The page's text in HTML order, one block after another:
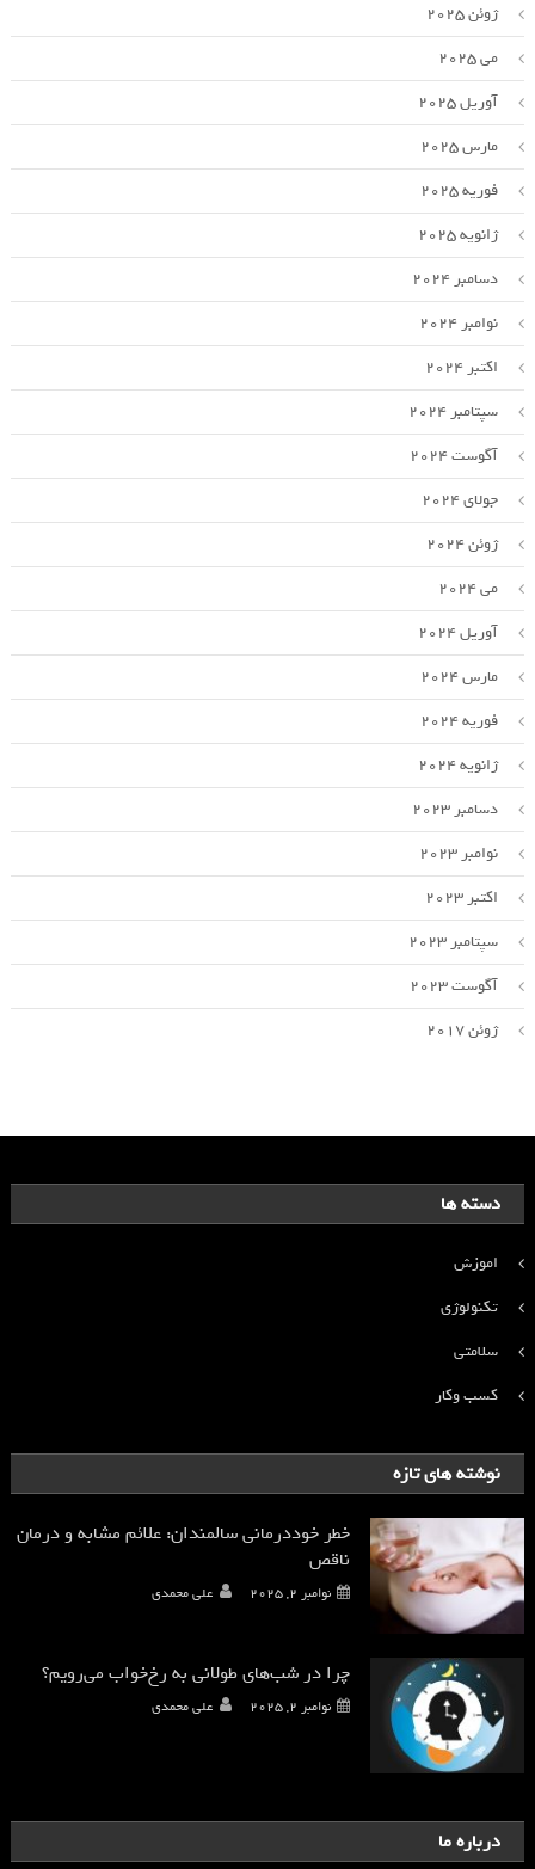
ژوئن 2025
می 2025
آوریل 2025
مارس 2025
فوریه 2025
ژانویه 2025
دسامبر 2024
نوامبر 2024
اکتبر 2024
سپتامبر 2024
آگوست 2024
جولای 2024
ژوئن 2024
می 2024
آوریل 2024
مارس 2024
فوریه 2024
ژانویه 2024
دسامبر 2023
نوامبر 2023
اکتبر 2023
سپتامبر 2023
آگوست 2023
ژوئن 2017
دسته ها
اموزش
تکنولوژی
سلامتی
کسب وکار
نوشته های تازه
خطر خوددرمانی سالمندان: علائم مشابه و درمان
ناقص
نوامبر 2, 2025 علی محمدی
چرا در شب‌های طولانی به رخ‌خواب می‌رویم؟
نوامبر 2, 2025 علی محمدی
درباره ما